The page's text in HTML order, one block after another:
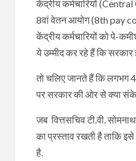
केंद्रीय कर्मचारियों
8वां वेतन आयोग (8th pay
केंद्रीय कर्मचारियों को पे-
ये उम्मीद कर रहे हैं कि
तो चलिए जानते हैं कि लगभग
पर सरकार की ओर से क्या
जब वित्तसचिव टी.वी.
का प्रस्ताव रखती है ताकि
है.